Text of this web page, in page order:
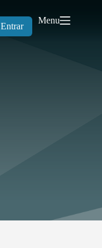
Entrar
Menu